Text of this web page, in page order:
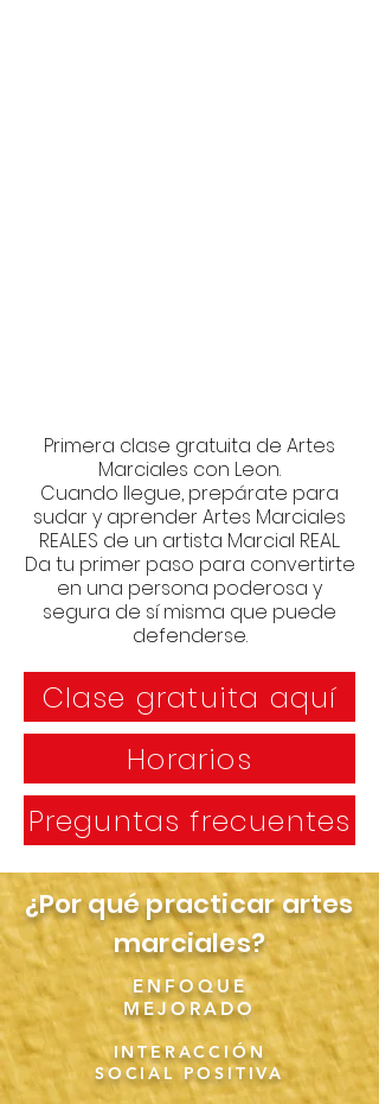
Primera clase gratuita de Artes
Marciales con Leon.
Cuando llegue, prepárate para
sudar y aprender Artes Marciales
REALES de un artista Marcial REAL.
Da tu primer paso para convertirte
en una persona poderosa y
segura de sí misma que puede
defenderse.
Clase gratuita aquí
Horarios
Preguntas frecuentes
¿Por qué practicar artes
marciales?
ENFOQUE
MEJORADO
INTERACCIÓN
SOCIAL POSITIVA